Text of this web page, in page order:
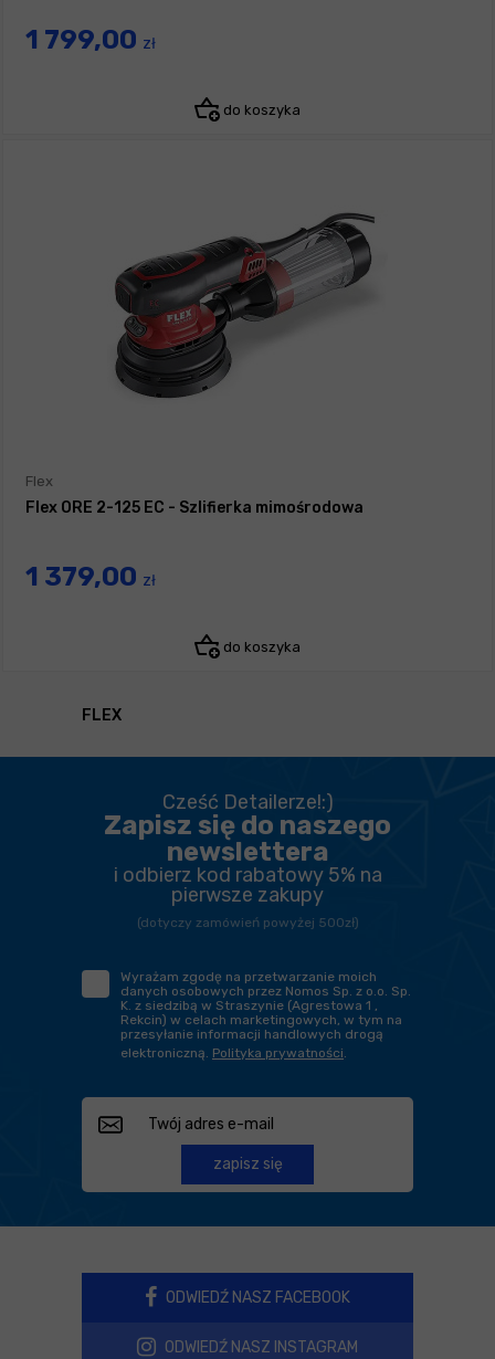
1 799,00 zł
do koszyka
Flex
Flex ORE 2-125 EC - Szlifierka mimośrodowa
1 379,00 zł
do koszyka
FLEX
Cześć Detailerze!:)
Zapisz się do naszego
newslettera
i odbierz kod rabatowy 5% na
pierwsze zakupy
(dotyczy zamówień powyżej 500zł)
Wyrażam zgodę na przetwarzanie moich
danych osobowych przez Nomos Sp. z o.o. Sp.
K. z siedzibą w Straszynie (Agrestowa 1 ,
Rekcin) w celach marketingowych, w tym na
przesyłanie informacji handlowych drogą
elektroniczną. Polityka prywatności
zapisz się
ODWIEDŹ NASZ FACEBOOK
ODWIEDŹ NASZ INSTAGRAM